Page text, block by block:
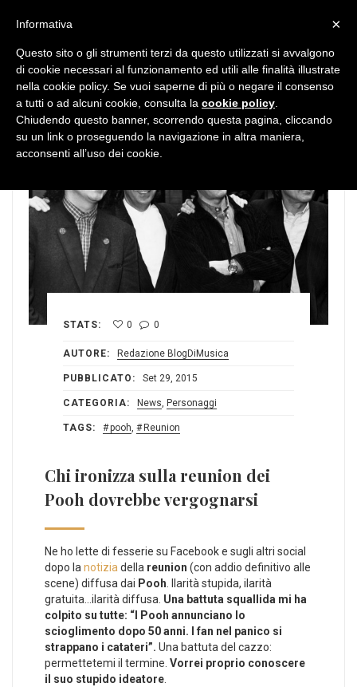
STATS: 0 0
AUTORE: Redazione BlogDiMusica
PUBBLICATO: Set 29, 2015
CATEGORIA: News Personaggi
TAGS: pooh Reunion
Chi ironizza sulla reunion dei
Pooh dovrebbe vergognarsi
Ne ho lette di fesserie su Facebook e sugli altri social
dopo la notizia della reunion (con addio definitivo alle
scene) diffusa dai Pooh . Ilarità stupida, ilarità
gratuita…ilarità diffusa. Una battuta squallida mi ha
colpito su tutte: “I Pooh annunciano lo
scioglimento dopo 50 anni. I fan nel panico si
strappano i catateri”. Una battuta del cazzo:
permettetemi il termine. Vorrei proprio conoscere
il suo stupido ideatore
×
Informativa
Questo sito o gli strumenti terzi da questo utilizzati si avvalgono
di cookie necessari al funzionamento ed utili alle finalità illustrate
nella cookie policy. Se vuoi saperne di più o negare il consenso
a tutti o ad alcuni cookie, consulta la cookie policy
Chiudendo questo banner, scorrendo questa pagina, cliccando
su un link o proseguendo la navigazione in altra maniera,
acconsenti all’uso dei cookie.